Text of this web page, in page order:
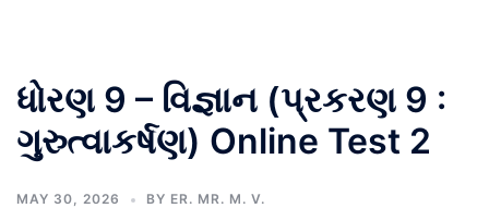
ધોરણ 9 – વિજ્ઞાન (પ્રકરણ 9 :
ગુરુત્વાકર્ષણ) Online Test 2
MAY 30, 2026 BY ER. MR. M. V.